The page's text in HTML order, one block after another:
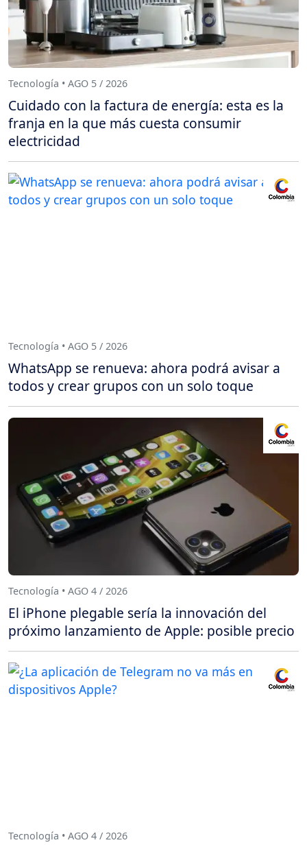
Tecnología • AGO 5 / 2026
Cuidado con la factura de energía: esta es la
franja en la que más cuesta consumir
electricidad
Tecnología • AGO 5 / 2026
WhatsApp se renueva: ahora podrá avisar a
todos y crear grupos con un solo toque
Tecnología • AGO 4 / 2026
El iPhone plegable sería la innovación del
próximo lanzamiento de Apple: posible precio
Tecnología • AGO 4 / 2026